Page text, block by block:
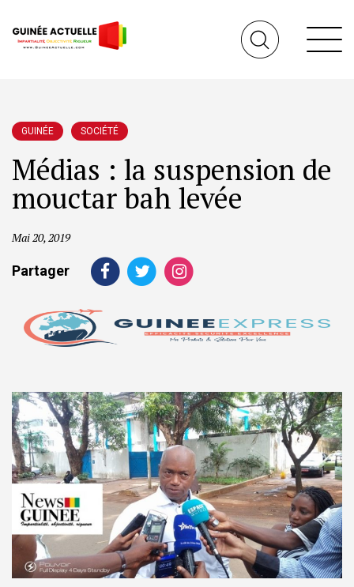
GUINÉE SOCIÉTÉ
Médias : la suspension de
mouctar bah levée
Mai 20, 2019
Partager